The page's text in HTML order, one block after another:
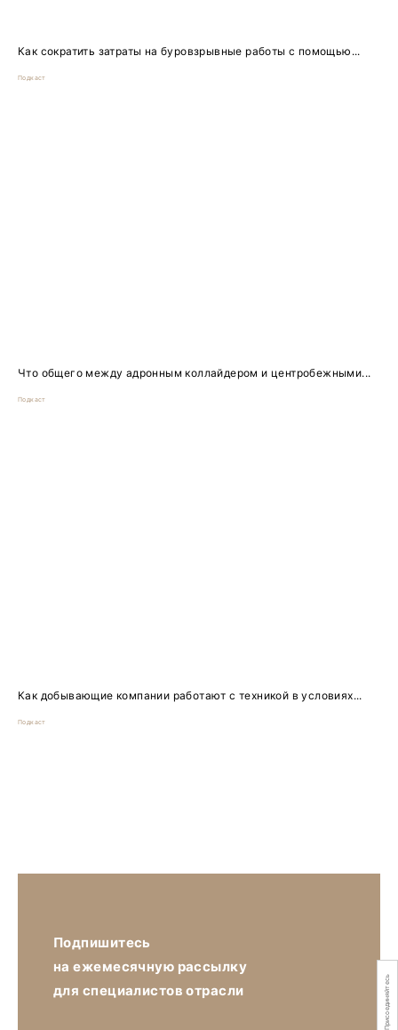
Как сократить затраты на буровзрывные работы с помощью...
Подкаст
Что общего между адронным коллайдером и центробежными...
Подкаст
Как добывающие компании работают с техникой в условиях...
Подкаст
Подпишитесь
на ежемесячную рассылку
для специалистов отрасли
Присоединяйтесь